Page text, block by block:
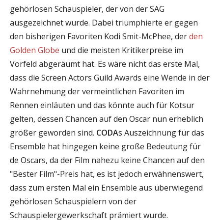
gehörlosen Schauspieler, der von der SAG
ausgezeichnet wurde. Dabei triumphierte er gegen
den bisherigen Favoriten Kodi Smit-McPhee, derden
Golden Globe und die meisten Kritikerpreise im
Vorfeld abgeräumt hat. Es wäre nicht das erste Mal,
dass die Screen Actors Guild Awards eine Wende in der
Wahrnehmung der vermeintlichen Favoriten im
Rennen einläuten und das könnte auch für Kotsur
gelten, dessen Chancen auf den Oscar nun erheblich
größer geworden sind. CODAs Auszeichnung für das
Ensemble hat hingegen keine große Bedeutung für
de Oscars, da der Film nahezu keine Chancen auf den
"Bester Film"-Preis hat, es ist jedoch erwähnenswert,
dass zum ersten Mal ein Ensemble aus überwiegend
gehörlosen Schauspielern von der
Schauspielergewerkschaft prämiert wurde.